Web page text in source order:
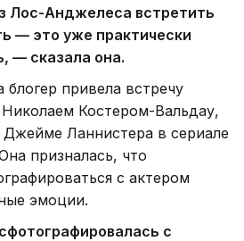
Лос-Анджелеса встретить
— это уже практически
— сказала она.
блогер привела встречу
Костером-Вальдау,
Ланнистера в сериале
призналась, что
с актером
эмоции.
с